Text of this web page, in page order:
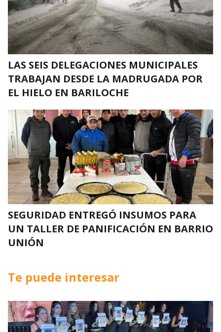
LAS SEIS DELEGACIONES MUNICIPALES
TRABAJAN DESDE LA MADRUGADA POR
EL HIELO EN BARILOCHE
SEGURIDAD ENTREGÓ INSUMOS PARA
UN TALLER DE PANIFICACIÓN EN BARRIO
UNIÓN
Te puede interesar